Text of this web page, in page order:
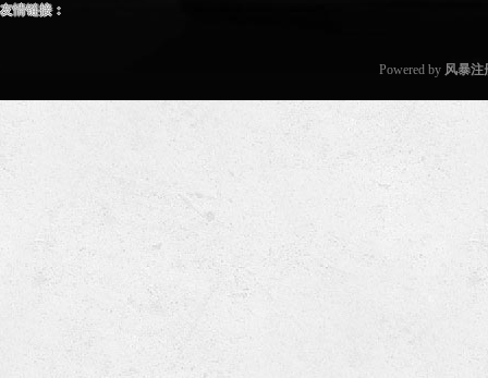
友情链接：
Powered by 风暴注